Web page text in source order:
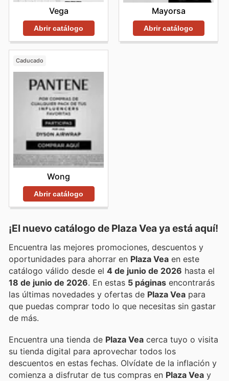
Vega
Abrir catálogo
Mayorsa
Abrir catálogo
Caducado
Wong
Abrir catálogo
¡El nuevo catálogo de Plaza Vea ya está aquí!
Encuentra las mejores promociones, descuentos y
oportunidades para ahorrar en Plaza Vea en este
catálogo válido desde el 4 de junio de 2026 hasta el
18 de junio de 2026 . En estas 5 páginas encontrarás
las últimas novedades y ofertas de Plaza Vea para
que puedas comprar todo lo que necesitas sin gastar
de más.
Encuentra una tienda de Plaza Vea cerca tuyo o visita
su tienda digital para aprovechar todos los
descuentos en estas fechas. Olvídate de la inflación y
comienza a disfrutar de tus compras en Plaza Vea y